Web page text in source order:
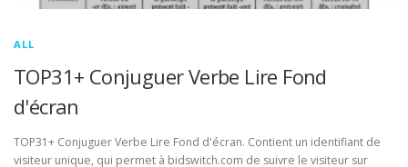
ALL
TOP31+ Conjuguer Verbe Lire Fond
d'écran
TOP31+ Conjuguer Verbe Lire Fond d'écran. Contient un identifiant de
visiteur unique, qui permet à bidswitch.com de suivre le visiteur sur